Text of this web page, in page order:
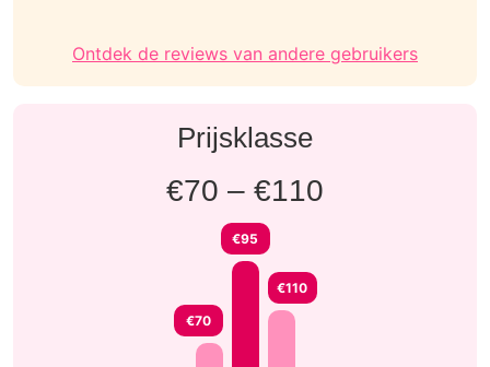
Ontdek de reviews van andere gebruikers
Prijsklasse
€70 – €110
€70
€95
€110